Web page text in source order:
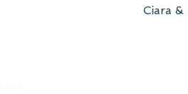
Ciara &